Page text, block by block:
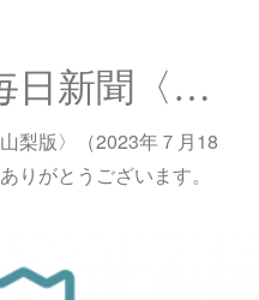
【新聞掲載】毎日新聞〈山梨版〉（７月18日発行）に掲載されました。
梨版〉（2023年７月18
りがとうございます。